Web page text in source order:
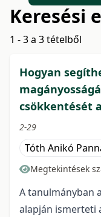
Keresési
1 - 3 a 3 tételből
Hogyan
csökkentését
2-29
Tóth Anikó
Megtekintések
A tanulmányban
alapján ismerteti